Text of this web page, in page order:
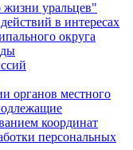
уральцев"
в интересах
округа
органов местного
координат
персональных